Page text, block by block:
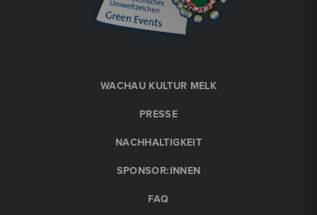
WACHAU KULTUR MELK
PRESSE
NACHHALTIGKEIT
SPONSOR:INNEN
FAQ